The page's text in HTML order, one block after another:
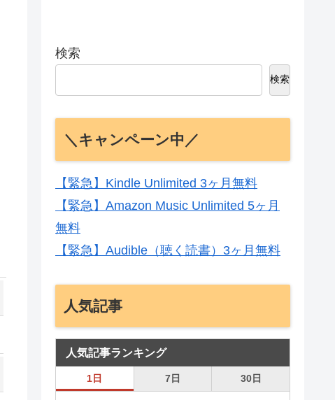
検索
検索
＼キャンペーン中／
【緊急】Kindle Unlimited 3ヶ月無料
【緊急】Amazon Music Unlimited 5ヶ月
無料
【緊急】Audible（聴く読書）3ヶ月無料
人気記事
人気記事ランキング
1日 7日 30日